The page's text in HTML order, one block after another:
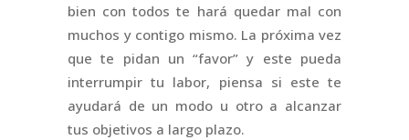
bien con todos te hará quedar mal con
muchos y contigo mismo. La próxima vez
que te pidan un “favor” y este pueda
interrumpir tu labor, piensa si este te
ayudará de un modo u otro a alcanzar
tus objetivos a largo plazo.